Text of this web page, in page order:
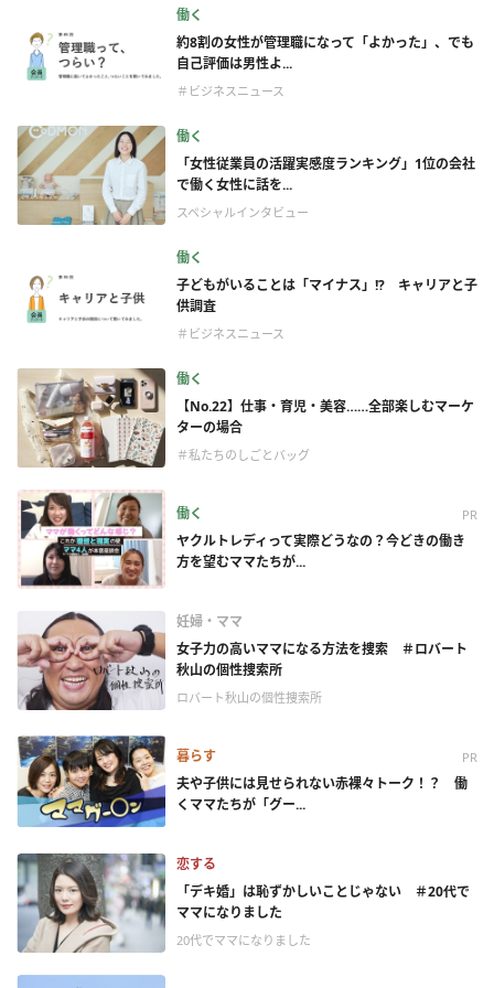
働く
約8割の女性が管理職になって「よかった」、でも
自己評価は男性よ...
＃ビジネスニュース
働く
「女性従業員の活躍実感度ランキング」1位の会社
で働く女性に話を...
スペシャルインタビュー
働く
子どもがいることは「マイナス」!? キャリアと子
供調査
＃ビジネスニュース
働く
【No.22】仕事・育児・美容……全部楽しむマーケ
ターの場合
＃私たちのしごとバッグ
働く PR
ヤクルトレディって実際どうなの？今どきの働き
方を望むママたちが...
妊婦・ママ
女子力の高いママになる方法を捜索 ＃ロバート
秋山の個性捜索所
ロバート秋山の個性捜索所
暮らす PR
夫や子供には見せられない赤裸々トーク！？ 働
くママたちが「グー...
恋する
「デキ婚」は恥ずかしいことじゃない ＃20代で
ママになりました
20代でママになりました